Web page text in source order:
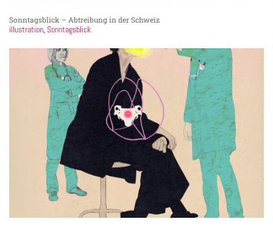
Sonntagsblick – Abtreibung in der Schweiz
illustration, Sonntagsblick